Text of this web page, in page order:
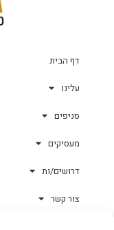
דף הבית
עלינו
סניפים
מעסיקים
דרושים/ות
צור קשר